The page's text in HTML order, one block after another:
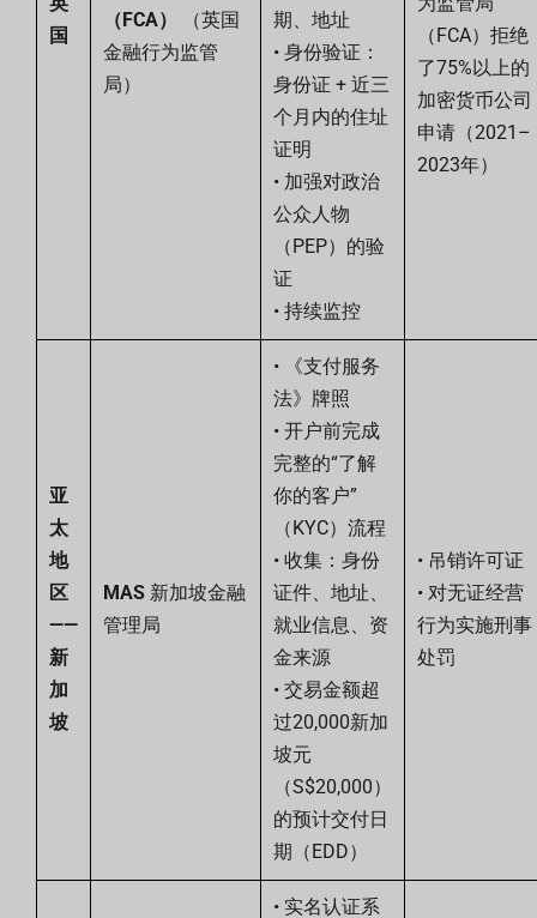
国
（FCA）
（英国
金融行为监管
局）
期、地址
• 身份验证：
身份证 + 近三
个月内的住址
证明
• 加强对政治
公众人物
（PEP）的验
证
• 持续监控
（FCA）拒绝
了75%以上的
加密货币公司
申请（2021–
2023年）
亚
太
地
区
——
新
加
坡
MAS 新加坡金融
管理局
• 《支付服务
法》牌照
• 开户前完成
完整的“了解
你的客户”
（KYC）流程
• 收集：身份
证件、地址、
就业信息、资
金来源
• 交易金额超
过20,000新加
坡元
（S$20,000）
的预计交付日
期（EDD）
• 吊销许可证
• 对无证经营
行为实施刑事
处罚
• 实名认证系